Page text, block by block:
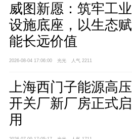
威图新愿：筑牢工业
设施底座，以生态赋
能长远价值
2026-08-04 17:06:00 光光 人气 2211
上海西门子能源高压
开关厂新厂房正式启
用